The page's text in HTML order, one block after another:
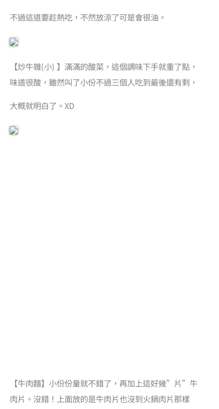
不過這道要趁熱吃，不然放涼了可是會很油。
【炒牛雜(小) 】滿滿的酸菜，這個調味下手就重了點，
味道很酸，雖然叫了小份不過三個人吃到最後還有剩，
大概就明白了。XD
【牛肉麵】小份份量就不錯了，再加上這好幾”片”牛
肉片。沒錯！上面放的是牛肉片也沒到火鍋肉片那樣